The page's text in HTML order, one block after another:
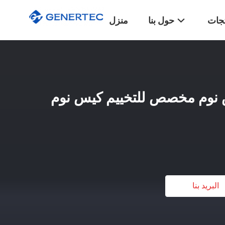
منزل حول بنا
نوم مخصص للتخييم كيس نوم
البريد بنا